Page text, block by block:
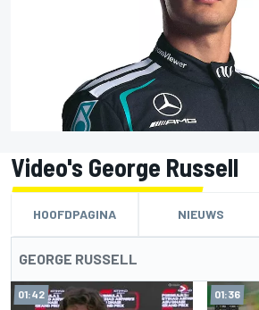
Video's George Russell
HOOFDPAGINA NIEUWS
GEORGE RUSSELL
01:42 01:36